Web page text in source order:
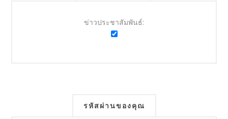
ข่าวประชาสัมพันธ์:
รหัสผ่านของคุณ